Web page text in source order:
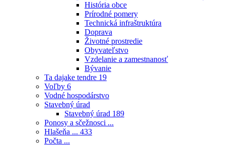
História obce
Prírodné pomery
Technická infraštruktúra
Doprava
Životné prostredie
Obyvateľstvo
Vzdelanie a zamestnanosť
Bývanie
Ta dajake tendre 19
Voľby 6
Vodné hospodárstvo
Stavebný úrad
Stavebný úrad 189
Ponosy a sčežnosci ...
Hlašeňa ... 433
Počta ...